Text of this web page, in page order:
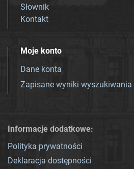
Słownik
Kontakt
Moje konto
Dane konta
Zapisane wyniki wyszukiwania
Informacje dodatkowe:
Polityka prywatności
Deklaracja dostępności